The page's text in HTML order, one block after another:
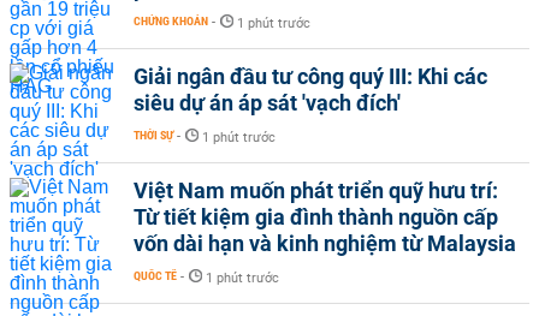
CHỨNG KHOÁN - 1 phút trước
Giải ngân đầu tư công quý III: Khi các
siêu dự án áp sát 'vạch đích'
THỜI SỰ - 1 phút trước
Việt Nam muốn phát triển quỹ hưu trí:
Từ tiết kiệm gia đình thành nguồn cấp
vốn dài hạn và kinh nghiệm từ Malaysia
QUỐC TẾ - 1 phút trước